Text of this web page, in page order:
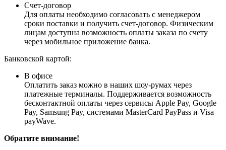
Счет-договор
Для оплаты необходимо согласовать с менеджером
сроки поставки и получить счет-договор. Физическим
лицам доступна возможность оплаты заказа по счету
через мобильное приложение банка.
Банковской картой:
В офисе
Оплатить заказ можно в наших шоу-румах через
платежные терминалы. Поддерживается возможность
бесконтактной оплаты через сервисы Apple Pay, Google
Pay, Samsung Pay, системами MasterCard PayPass и Visa
payWave.
Обратите внимание!